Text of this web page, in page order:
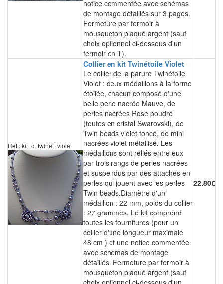
notice commentée avec schémas
de montage détaillés sur 3 pages.
Fermeture par fermoir à
mousqueton plaqué argent (sauf
choix optionnel ci-dessous d'un
fermoir en T).
Ref : kit_c_twinet_violet
Collier en kit Twinétoile Violet
Le collier de la parure Twinétoile
Violet : deux médaillons à la forme
étoilée, chacun composé d'une
belle perle nacrée Mauve, de
perles nacrées Rose poudré
(toutes en cristal Swarovski), de
Twin beads violet foncé, de mini
nacrées violet métallisé. Les
médaillons sont reliés entre eux
par trois rangs de perles nacrées
et suspendus par des attaches en
perles qui jouent avec les perles
Twin beads.Diamètre d'un
médaillon : 22 mm, poids du collier
: 27 grammes. Le kit comprend
toutes les fournitures (pour un
collier d'une longueur maximale
48 cm ) et une notice commentée
avec schémas de montage
détaillés. Fermeture par fermoir à
mousqueton plaqué argent (sauf
choix optionnel ci-dessous d'un
22.80€